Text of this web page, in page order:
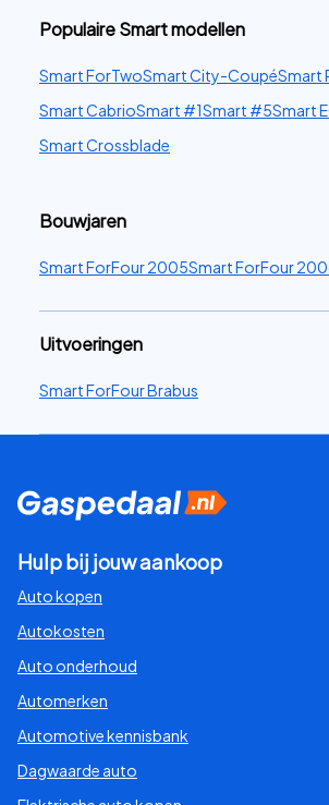
Populaire Smart modellen
Smart ForTwoSmart City-CoupéSmart
Smart CabrioSmart #1Smart #5Smart
Smart Crossblade
Bouwjaren
Smart ForFour 2005Smart ForFour
Uitvoeringen
Smart ForFour Brabus
Hulp bij jouw aankoop
Auto kopen
Autokosten
Auto onderhoud
Automerken
Automotive kennisbank
Dagwaarde auto